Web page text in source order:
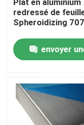
Accueil
Contacts
Plat en aluminium
redressé de
Spheroidizing
envoyer